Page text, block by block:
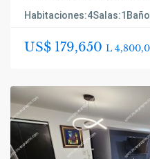
Habitaciones:4Salas:1
US$ 179,650 L